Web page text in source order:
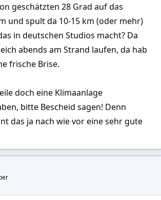
geschätzten 28 Grad auf das
und spult da 10-15 km (oder mehr)
in deutschen Studios macht? Da
abends am Strand laufen, da hab
frische Brise.
doch eine Klimaanlage
bitte Bescheid sagen! Denn
das ja nach wie vor eine sehr gute